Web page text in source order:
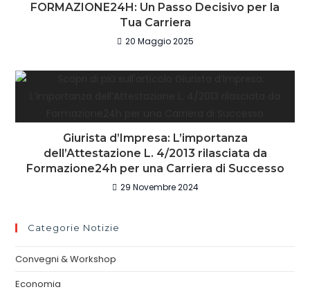
FORMAZIONE24H: Un Passo Decisivo per la
Tua Carriera
20 Maggio 2025
Giurista d’Impresa: L’importanza
dell’Attestazione L. 4/2013 rilasciata da
Formazione24h per una Carriera di Successo
29 Novembre 2024
Categorie Notizie
Convegni & Workshop
Economia